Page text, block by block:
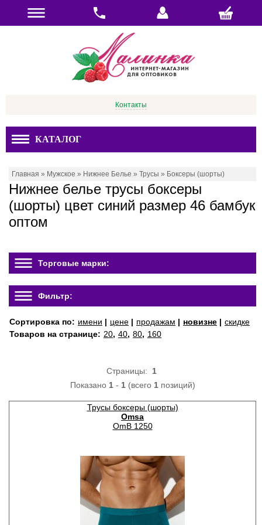
Контакты
КАТАЛОГ
Главная » Мужское » Нижнее Белье » Трусы » Боксеры (шорты)
Нижнее белье трусы боксеры
(шорты) цвет синий размер 46 бамбук
оптом
Торговые марки:
Фильтр:
Сортировка по: имени | цене | продажам | новизне | скидке
Товаров на странице: 20, 40, 80, 160
Страницы: 1
Показано 1- 1(всего 1позиций)
Трусы боксеры (шорты)
Omsa
OmB 1250